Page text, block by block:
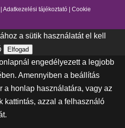
Adatkezelési tájékoztató| Cookie
a sütik használatát el kell
Elfogad
engedélyezett a legjobb
Amennyiben a beállítás
a honlap használatára, vagy az
kattintás, azzal a felhasználó